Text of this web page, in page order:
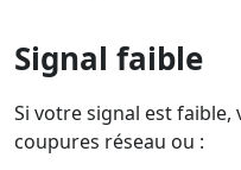
Signal faible
Si votre signal est faible,
coupures réseau ou :